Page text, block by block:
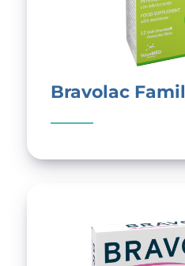
Bravolac